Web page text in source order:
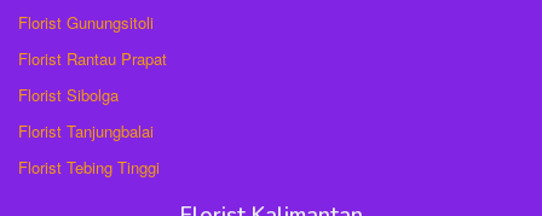
Florist Gunungsitoli
Florist Rantau Prapat
Florist Sibolga
Florist Tanjungbalai
Florist Tebing Tinggi